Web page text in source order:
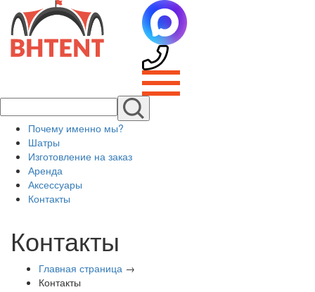
Почему именно мы?
Шатры
Изготовление на заказ
Аренда
Аксессуары
Контакты
Контакты
Главная страница →
Контакты